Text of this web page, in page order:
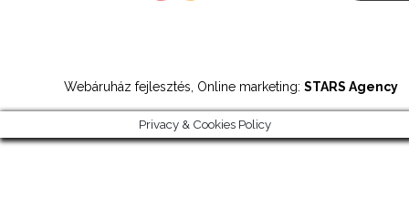
Webáruház fejlesztés, Online marketing: STARS Agency
Privacy & Cookies Policy